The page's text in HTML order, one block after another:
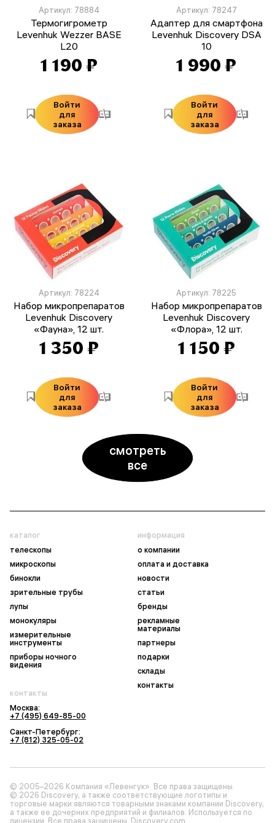
Артикул: 78884
Термогигрометр
Levenhuk Wezzer BASE
L20
1 190 ₽
Войти
для
заказа
Артикул: 78247
Адаптер для смартфона
Levenhuk Discovery DSA
10
1 990 ₽
Войти
для
заказа
Артикул: 78224
Набор микропрепаратов
Levenhuk Discovery
«Фауна», 12 шт.
1 350 ₽
Войти
для
заказа
Артикул: 78225
Набор микропрепаратов
Levenhuk Discovery
«Флора», 12 шт.
1 150 ₽
Войти
для
заказа
смотреть
все
каталог
телескопы
микроскопы
бинокли
зрительные трубы
лупы
монокуляры
измерительные
инструменты
приборы ночного
видения
информация
о компании
оплата и доставка
новости
статьи
бренды
рекламные
материалы
партнеры
подарки
склады
контакты
контакты
Москва:
+7 (495) 649-85-00
Санкт-Петербург:
+7 (812) 325-05-02
© 2005–2026 Компания «Левенгук». Все права защищены.
© 2026 Discovery, а также соответствующие логотипы и
торговые марки являются товарными знаками компании Discovery,
а также ее дочерних предприятий и филиалов. Используется по
лицензии. Все права защищены. Discovery.com.